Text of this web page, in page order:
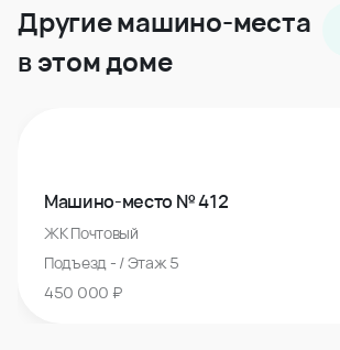
Другие машино-места
в этом доме
Машино-место № 412
ЖК Почтовый
Подъезд - / Этаж 5
450 000 ₽